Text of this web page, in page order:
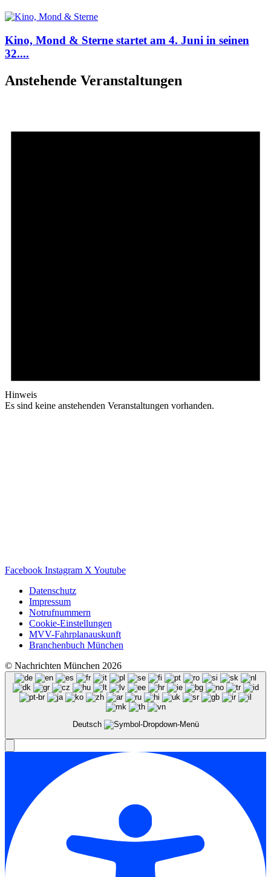
Kino, Mond & Sterne startet am 4. Juni in seinen
32....
Anstehende Veranstaltungen
Hinweis
Es sind keine anstehenden Veranstaltungen vorhanden.
Facebook Instagram X Youtube
Datenschutz
Impressum
Notrufnummern
Cookie-Einstellungen
MVV-Fahrplanauskunft
Branchenbuch München
© Nachrichten München 2026
Deutsch